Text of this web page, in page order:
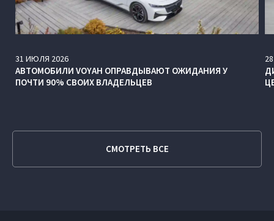
31 ИЮЛЯ 2026
АВТОМОБИЛИ VOYAH ОПРАВДЫВАЮТ ОЖИДАНИЯ У
ПОЧТИ 90% СВОИХ ВЛАДЕЛЬЦЕВ
28
СМОТРЕТЬ ВСЕ